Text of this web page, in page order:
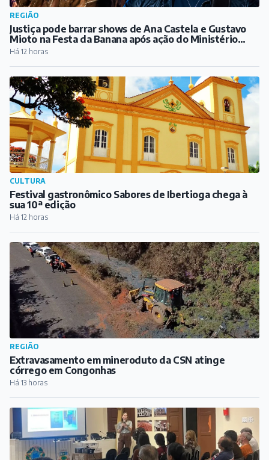
CULTURA
Festival gastronômico Sabores de Ibertioga chega à
sua 10ª edição
Há 12 horas
REGIÃO
Extravasamento em mineroduto da CSN atinge
córrego em Congonhas
Há 13 horas
REGIÃO
Comerciantes de Prados e Dores de Campos
participam de capacitação do Procon
Há 13 horas